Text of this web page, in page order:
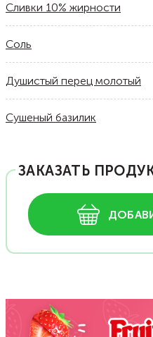
Сливки 10% жирности
Соль
Душистый перец молотый
Сушеный базилик
ЗАКАЗАТЬ